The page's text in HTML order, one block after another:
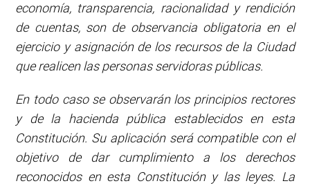
economía, transparencia, racionalidad y rendición
de cuentas, son de observancia obligatoria en el
ejercicio y asignación de los recursos de la Ciudad
que realicen las personas servidoras públicas.
En todo caso se observarán los principios rectores
y de la hacienda pública establecidos en esta
Constitución. Su aplicación será compatible con el
objetivo de dar cumplimiento a los derechos
reconocidos en esta Constitución y las leyes. La